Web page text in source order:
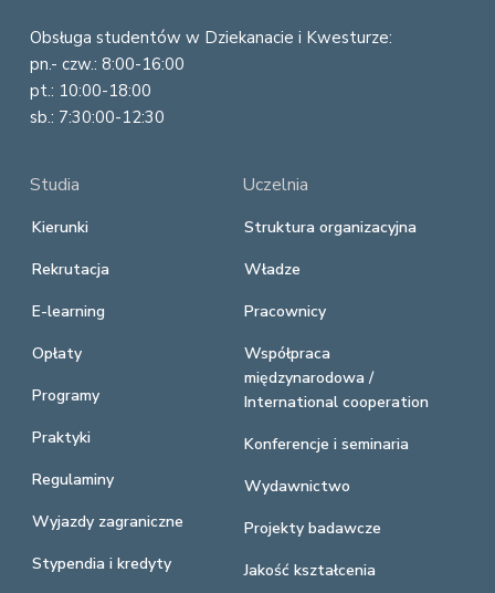
Obsługa studentów w Dziekanacie i Kwesturze:
pn.- czw.: 8:00-16:00
pt.: 10:00-18:00
sb.: 7:30:00-12:30
Studia
Kierunki
Rekrutacja
E-learning
Opłaty
Programy
Praktyki
Regulaminy
Wyjazdy zagraniczne
Stypendia i kredyty
Uczelnia
Struktura organizacyjna
Władze
Pracownicy
Współpraca
międzynarodowa /
International cooperation
Konferencje i seminaria
Wydawnictwo
Projekty badawcze
Jakość kształcenia